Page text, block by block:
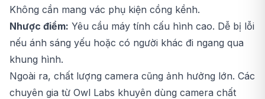
Không cần mang vác phụ kiện cồng kềnh.
Nhược điểm: Yêu cầu máy tính cấu hình cao. Dễ bị lỗi
nếu ánh sáng yếu hoặc có người khác đi ngang qua
khung hình.
Ngoài ra, chất lượng camera cũng ảnh hưởng lớn. Các
chuyên gia từ Owl Labs khuyên dùng camera chất